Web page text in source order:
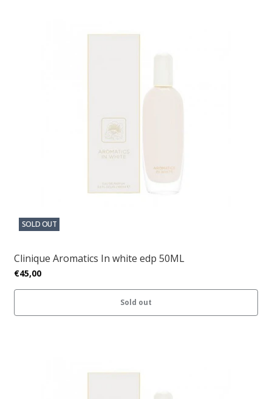
SOLD OUT
Clinique Aromatics In white edp 50ML
€45,00
Sold out